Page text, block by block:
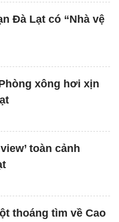
Đà Lạt có “Nhà vệ
xông hơi xịn
toàn cảnh
thoáng tìm về Cao